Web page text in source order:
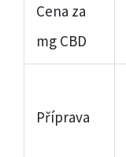
Cena za
mg CBD
Příprava